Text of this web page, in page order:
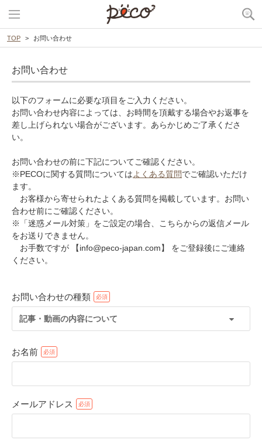
TOP お問い合わせ
お問い合わせ
以下のフォームに必要な項目をご入力ください。
お問い合わせ内容によっては、お時間を頂戴する場合やお返事を
差し上げられない場合がございます。あらかじめご了承くださ
い。
お問い合わせの前に下記についてご確認ください。
※PECOに関する質問についてはよくある質問でご確認いただけ
ます。
お客様から寄せられたよくある質問を掲載しています。お問い
合わせ前にご確認ください。
※「迷惑メール対策」をご設定の場合、こちらからの返信メール
をお送りできません。
お手数ですが 【info@peco-japan.com】 をご登録後にご連絡
ください。
お問い合わせの種類
記事・動画の内容について
お名前
メールアドレス